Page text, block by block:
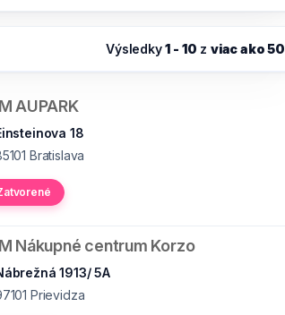
Výsledky1 - 10 z viac ako 50
AUPARK
18
Bratislava
Nákupné centrum Korzo
1913/ 5A
Prievidza